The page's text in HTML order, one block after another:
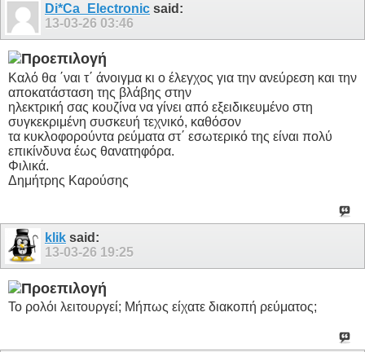
Di*Ca_Electronic said:
13-03-26 03:46
Καλό θα ΄ναι τ΄ άνοιγμα κι ο έλεγχος για την ανεύρεση και την
αποκατάσταση της βλάβης στην
ηλεκτρική σας κουζίνα να γίνει από εξειδικευμένο στη
συγκεκριμένη συσκευή τεχνικό, καθόσον
τα κυκλοφορούντα ρεύματα στ΄ εσωτερικό της είναι πολύ
επικίνδυνα έως θανατηφόρα.
Φιλικά.
Δημήτρης Καρούσης
klik said:
13-03-26 19:25
Το ρολόι λειτουργεί; Μήπως είχατε διακοπή ρεύματος;